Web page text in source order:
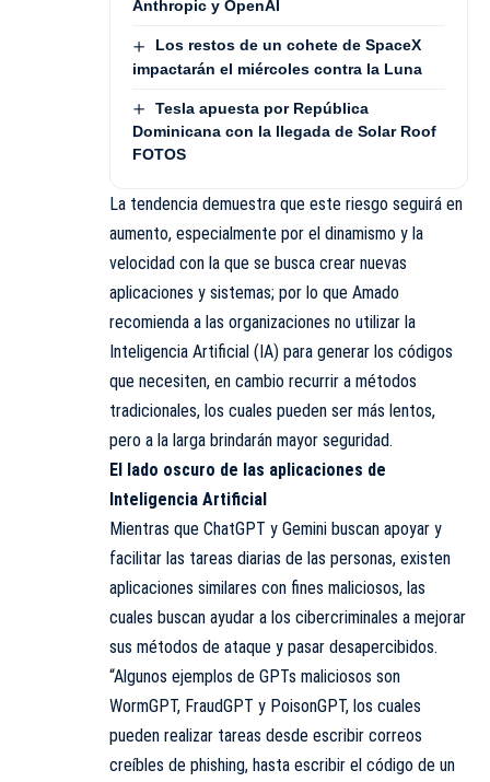
Anthropic y OpenAI
Los restos de un cohete de SpaceX
impactarán el miércoles contra la Luna
Tesla apuesta por República
Dominicana con la llegada de Solar Roof
FOTOS
La tendencia demuestra que este riesgo seguirá en
aumento, especialmente por el dinamismo y la
velocidad con la que se busca crear nuevas
aplicaciones y sistemas; por lo que Amado
recomienda a las organizaciones no utilizar la
Inteligencia Artificial (IA) para generar los códigos
que necesiten, en cambio recurrir a métodos
tradicionales, los cuales pueden ser más lentos,
pero a la larga brindarán mayor seguridad.
El lado oscuro de las aplicaciones de
Inteligencia Artificial
Mientras que ChatGPT y Gemini buscan apoyar y
facilitar las tareas diarias de las personas, existen
aplicaciones similares con fines maliciosos, las
cuales buscan ayudar a los cibercriminales a mejorar
sus métodos de ataque y pasar desapercibidos.
“Algunos ejemplos de GPTs maliciosos son
WormGPT, FraudGPT y PoisonGPT, los cuales
pueden realizar tareas desde escribir correos
creíbles de phishing, hasta escribir el código de un